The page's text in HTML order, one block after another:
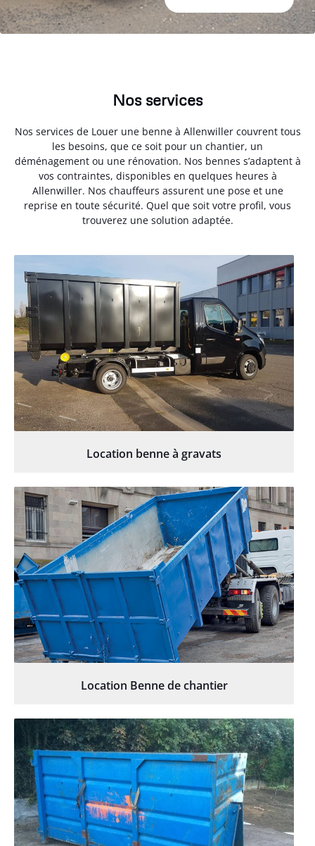
Nos services
Nos services de Louer une benne à Allenwiller couvrent tous
les besoins, que ce soit pour un chantier, un
déménagement ou une rénovation. Nos bennes s’adaptent à
vos contraintes, disponibles en quelques heures à
Allenwiller. Nos chauffeurs assurent une pose et une
reprise en toute sécurité. Quel que soit votre profil, vous
trouverez une solution adaptée.
Location benne à gravats
Location Benne de chantier